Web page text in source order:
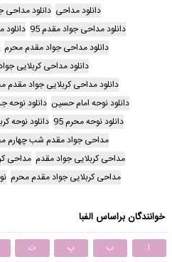
دانلود مداحی دانلود مداحی
دانلود مداحی جواد مقدم 95
دانلود مداحی جواد مقدم محرم
دانلود مداحی کربلایی
دانلود مداحی کربلایی جواد مقدم
دانلود نوحه امام حسین دانلود نوحه
دانلود نوحه محرم 95
دانلود نوحه
مداحی جواد مقدم شب چهارم
مداحی کربلایی جواد مقدم مداحی
مداحی کربلایی جواد مقدم محرم
خوانندگان براساس الفبا
ا ب پ ت